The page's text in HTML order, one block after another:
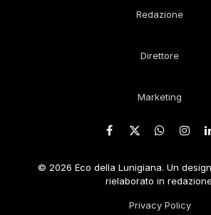
Redazione
Direttore
Marketing
Facebook
X
© 2026 Eco della Lunigiana. Un design
rielaborato in
Privacy Policy